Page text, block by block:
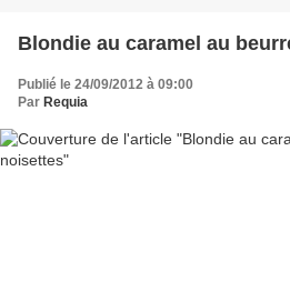
Blondie au caramel au
Publié le 24/09/2012 à 09:00
Par Requia